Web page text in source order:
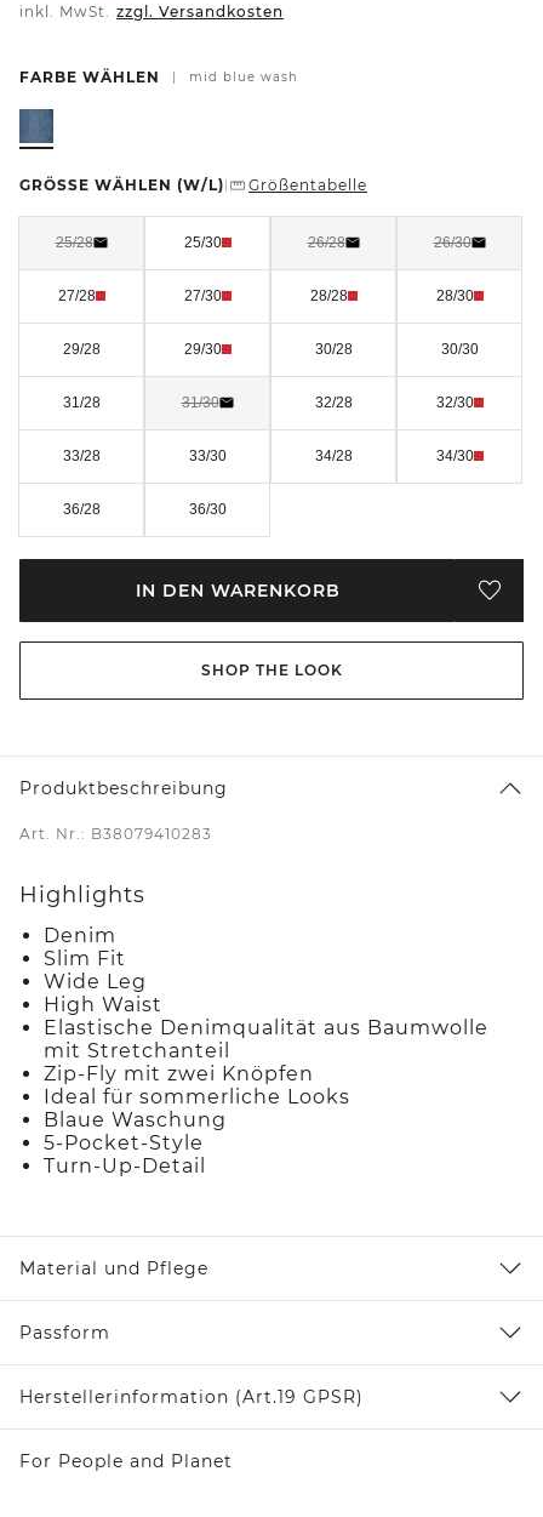
inkl. MwSt. zzgl. Versandkosten
FARBE WÄHLEN mid blue wash
GRÖSSE WÄHLEN (W/L) Größentabelle
25/28 25/30 26/28 26/30
27/28 27/30 28/28 28/30
29/28 29/30 30/28 30/30
31/28 31/30 32/28 32/30
33/28 33/30 34/28 34/30
36/28 36/30
IN DEN WARENKORB
SHOP THE LOOK
Produktbeschreibung
Art. Nr.: B38079410283
Highlights
Denim
Slim Fit
Wide Leg
High Waist
Elastische Denimqualität aus Baumwolle
mit Stretchanteil
Zip-Fly mit zwei Knöpfen
Ideal für sommerliche Looks
Blaue Waschung
5-Pocket-Style
Turn-Up-Detail
Material und Pflege
Passform
Herstellerinformation (Art.19 GPSR)
For People and Planet